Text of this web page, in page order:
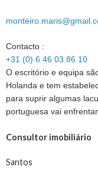
Contacto :
+31 (0) 6 46 03 86 10
O escritório e equipa
Holanda e tem
para suprir algumas
portuguesa vai
Consultor imobiliário
Santos